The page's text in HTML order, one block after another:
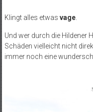
Klingt alles etwas vage.
Und wer durch die Hildener
Schäden vielleicht nicht
immer noch eine